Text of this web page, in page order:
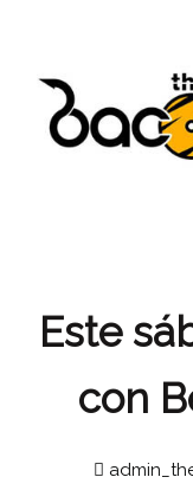
Este
con